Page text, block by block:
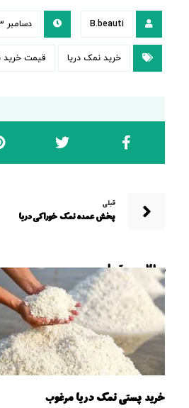
B.beauti دسامبر ۲۳, ۲۰۲۰
خرید نمک دریا قیمت خرید
قبلی
پخش عمده نمک خوراکی دریا
مطالب مرتبط ...
خرید پستی نمک دریا مرغوب